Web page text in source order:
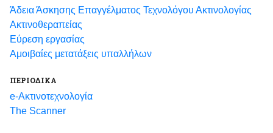
Άδεια Άσκησης Επαγγέλματος Τεχνολόγου Ακτινολογίας
Ακτινοθεραπείας
Εύρεση εργασίας
Αμοιβαίες μετατάξεις υπαλλήλων
ΠΕΡΙΟΔΙΚΑ
e-Ακτινοτεχνολογία
The Scanner